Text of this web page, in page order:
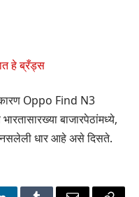
हे ब्रँड्स
कारण Oppo Find N3
बाजारपेठांमध्ये,
धार आहे असे दिसते.